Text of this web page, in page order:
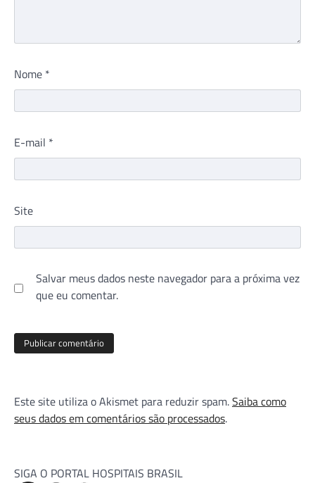
Nome *
E-mail *
Site
Salvar meus dados neste navegador para a próxima vez
que eu comentar.
Este site utiliza o Akismet para reduzir spam.Saiba como
seus dados em comentários são processados.
SIGA O PORTAL HOSPITAIS BRASIL